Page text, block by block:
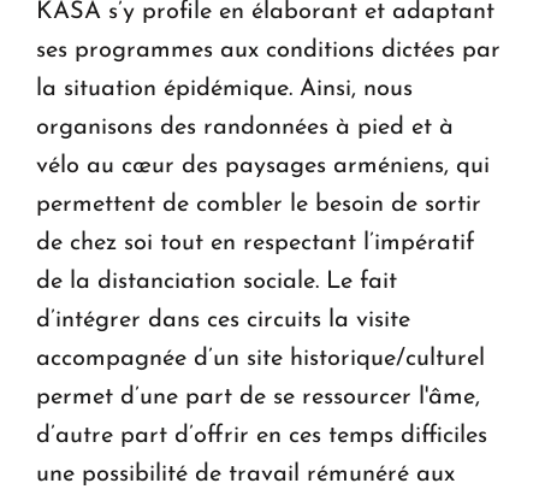
KASA s’y profile en élaborant et adaptant
ses programmes aux conditions dictées par
la situation épidémique. Ainsi, nous
organisons des randonnées à pied et à
vélo au cœur des paysages arméniens, qui
permettent de combler le besoin de sortir
de chez soi tout en respectant l’impératif
de la distanciation sociale. Le fait
d’intégrer dans ces circuits la visite
accompagnée d’un site historique/culturel
permet d’une part de se ressourcer l'âme,
d’autre part d’offrir en ces temps difficiles
une possibilité de travail rémunéré aux